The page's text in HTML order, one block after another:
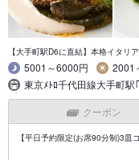
【大手町駅D6に直結】本格イタリ
5001～6000円
2001
東京ﾒﾄﾛ千代田線大手町
クーポン
【平日予約限定(お席90分制)3